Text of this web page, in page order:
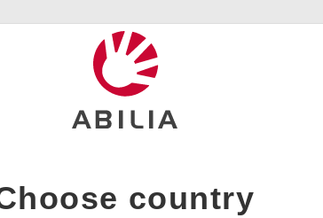
event och
country